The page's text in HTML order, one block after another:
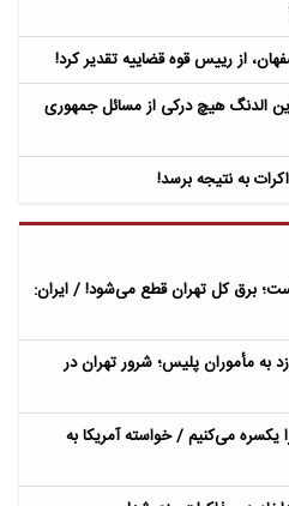
از رییس قوه قضاییه تقدیر کرد!
الدنگ هیچ درکی از مسائل جمهوری
به نتیجه برسد!
برق کل تهران قطع می‌شود! / ایران:
به مأموران پلیس؛ شرور تهران در
یکسره می‌کنیم / خواسته آمریکا به